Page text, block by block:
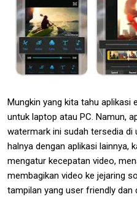
Mungkin yang kita tahu
untuk laptop atau PC. Namun,
watermark ini sudah tersedia di
halnya dengan aplikasi lainnya,
mengatur kecepatan video,
membagikan video ke jejaring
tampilan yang user friendly